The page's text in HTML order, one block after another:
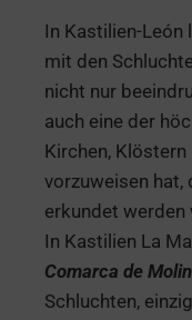
In Kastilien-León
mit den
nicht nur
auch eine der
Kirchen,
vorzuweisen hat,
erkundet werden
In Kastilien La
Comarca de
Schluchten,